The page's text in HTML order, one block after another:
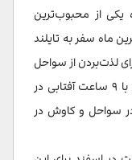
یکی از محبوب‌ترین
ماه سفر به تایلند
لذت‌بردن از سواحل
پوکت و فعالیت‌های بیرونی فراهم می‌کند. با ۹ ساعت آفتابی در
در سواحل و کاوش در